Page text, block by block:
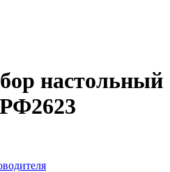
настольный